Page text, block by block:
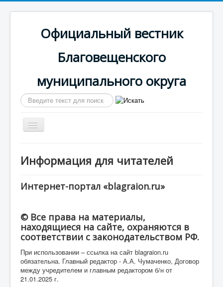
Официальный вестник
Благовещенского
муниципального округа
Искать...
Включить/
выключить
Сайт округа
Календарь выпусков
Информация для читателей
Интернет-портал «blagraion.ru»
© Все права на материалы,
находящиеся на сайте, охраняются в
соответствии с законодательством РФ.
При использовании – ссылка на сайт blagraion.ru
обязательна. Главный редактор - А.А. Чумаченко, Договор
между учредителем и главным редактором б/н от
21.01.2025 г.